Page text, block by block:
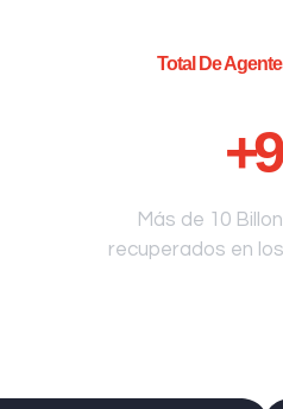
Total De
+
Más de 10
recuperados en